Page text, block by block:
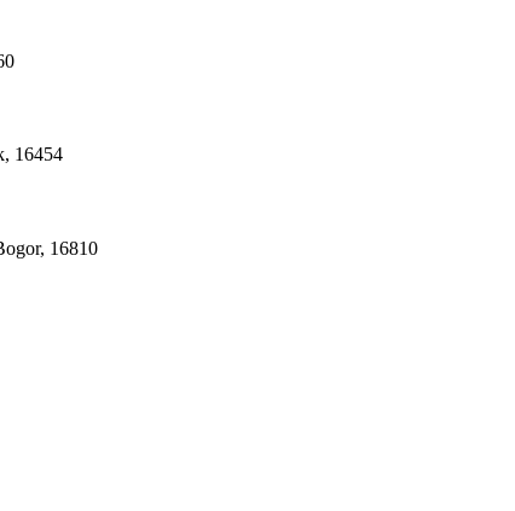
16454
16810